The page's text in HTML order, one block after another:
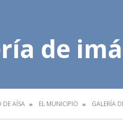
de
DE AÍSA EL MUNICIPIO GALERÍA